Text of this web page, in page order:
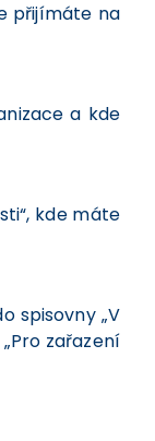
přijímáte na
a kde
kde máte
spisovny „V
zařazení